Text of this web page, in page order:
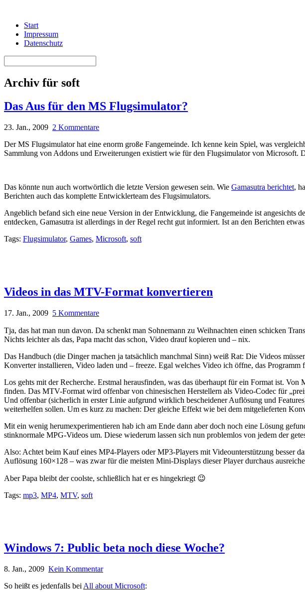
Start
Impressum
Datenschutz
Archiv für soft
Das Aus für den MS Flugsimulator?
23. Jan., 2009 2 Kommentare
Der MS Flugsimulator hat eine enorm große Fangemeinde. Ich kenne kein Spiel, was
Sammlung von Addons und Erweiterungen existiert wie für den Flugsimulator von Microsoft.
Das könnte nun auch wortwörtlich die letzte Version gewesen sein. Wie Gamasutra berichtet,
Berichten auch das komplette Entwicklerteam des Flugsimulators.
Angeblich befand sich eine neue Version in der Entwicklung, die Fangemeinde ist
entdecken, Gamasutra ist allerdings in der Regel recht gut informiert. Ist an den Berichten
Tags: Flugsimulator, Games, Microsoft, soft
Videos in das MTV-Format konvertieren
17. Jan., 2009 5 Kommentare
Tja, das hat man nun davon. Da schenkt man Sohnemann zu Weihnachten einen schicken
Nichts leichter als das, Papa macht das schon, Video drauf kopieren und – nix.
Das Handbuch (die Dinger machen ja tatsächlich manchmal Sinn) weiß Rat: Die Videos
Konverter installieren, Video laden und – freeze. Egal welches Video ich öffne, das Programm
Los gehts mit der Recherche. Erstmal herausfinden, was das überhaupt für ein Format ist.
finden. Das MTV-Format wird offenbar von chinesischen Herstellern als Video-Codec für
Und offenbar (sicherlich in erster Linie aufgrund wirklich bescheidener Auflösung und
weiterhelfen sollen. Um es kurz zu machen: Der gleiche Effekt wie bei dem mitgelieferten
Mit ein wenig herumexperimentieren hab ich am Ende dann aber doch noch eine Lösung
stinknormale MPG-Videos um. Diese wiederum lassen sich nun problemlos von jedem der
Also: Achtet beim Kauf eines MP4-Players oder MP3-Players mit Videounterstützung besser
Auflösung 160×128 – was zwar für die meisten Mini-Displays dieser Player durchaus
Aber Papa bleibt der coolste, schließlich hat er es hingekriegt 😉
Tags: mp3, MP4, MTV, soft
Windows 7: Public beta noch diese Woche?
8. Jan., 2009 Kein Kommentar
So heißt es jedenfalls bei All about Microsoft: